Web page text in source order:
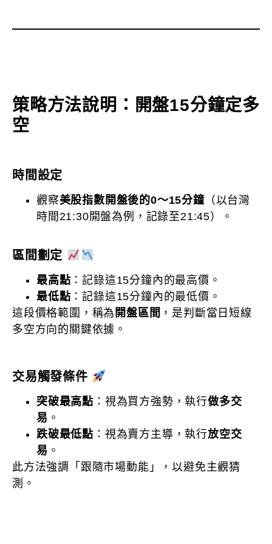
策略方法說明：開盤15分鐘定多
空
時間設定
觀察美股指數開盤後的0～15分鐘（以台灣
時間21:30開盤為例，記錄至21:45）。
區間劃定
最高點 ：記錄這15分鐘內的最高價。
最低點 ：記錄這15分鐘內的最低價。
這段價格範圍，稱為 開盤區間 ，是判斷當日短線
多空方向的關鍵依據。
交易觸發條件
突破最高點 ：視為買方強勢，執行做多交
易 。
跌破最低點 ：視為賣方主導，執行放空交
易 。
此方法強調「跟隨市場動能」，以避免主觀猜
測。